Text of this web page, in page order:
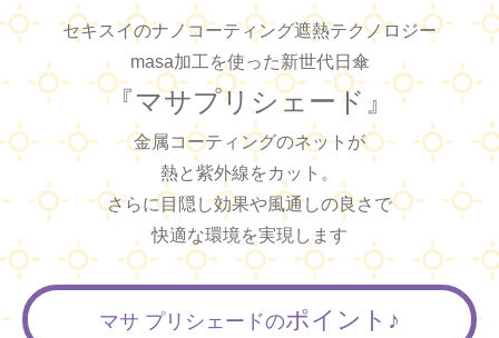
セキスイのナノコーティング遮熱テクノロジー
masa加工を使った新世代日傘
『マサプリシェード』
金属コーティングのネットが
熱と紫外線をカット。
さらに目隠し効果や風通しの良さで
快適な環境を実現します
マサ プリシェードのポイント♪